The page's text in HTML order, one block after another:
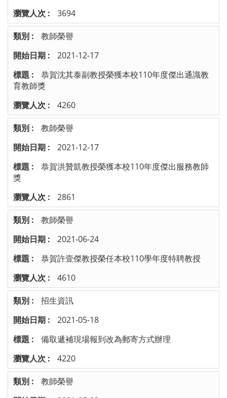
3694
教師榮譽
2021-12-17
恭賀沈其泰副教授榮獲本校110年度傑出通識教
育教師獎
4260
教師榮譽
2021-12-17
恭賀洪贊凱教授榮獲本校110年度傑出服務教師
獎
2861
教師榮譽
2021-06-24
恭賀許壹傑教授榮任本校110學年度特聘教授
4610
招生資訊
2021-05-18
備取遞補現場報到改為郵寄方式辦理
4220
教師榮譽